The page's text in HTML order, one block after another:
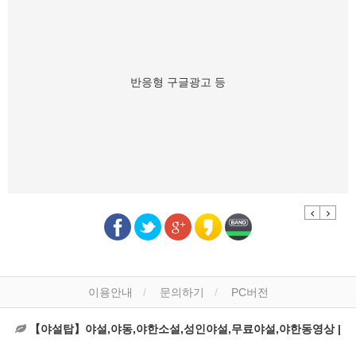
반응형 구글광고 등
Previous
Next
이용안내 문의하기 PC버전
【야설탑】야설,야동,야한소설,성인야설,무료야설,야한동영상 |